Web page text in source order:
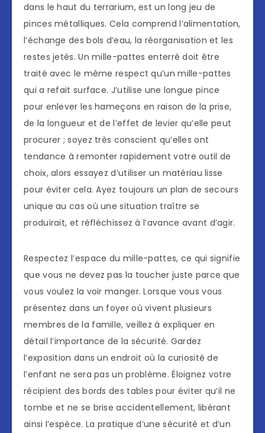
dans le haut du terrarium, est un long jeu de
pinces métalliques. Cela comprend l’alimentation,
l’échange des bols d’eau, la réorganisation et les
restes jetés. Un mille-pattes enterré doit être
traité avec le même respect qu’un mille-pattes
qui a refait surface. J’utilise une longue pince
pour enlever les hameçons en raison de la prise,
de la longueur et de l’effet de levier qu’elle peut
procurer ; soyez très conscient qu’elles ont
tendance à remonter rapidement votre outil de
choix, alors essayez d’utiliser un matériau lisse
pour éviter cela. Ayez toujours un plan de secours
unique au cas où une situation traître se
produirait, et réfléchissez à l’avance avant d’agir.
Respectez l’espace du mille-pattes, ce qui signifie
que vous ne devez pas la toucher juste parce que
vous voulez la voir manger. Lorsque vous vous
présentez dans un foyer où vivent plusieurs
membres de la famille, veillez à expliquer en
détail l’importance de la sécurité. Gardez
l’exposition dans un endroit où la curiosité de
l’enfant ne sera pas un problème. Éloignez votre
récipient des bords des tables pour éviter qu’il ne
tombe et ne se brise accidentellement, libérant
ainsi l’espèce. La pratique d’une sécurité et d’un